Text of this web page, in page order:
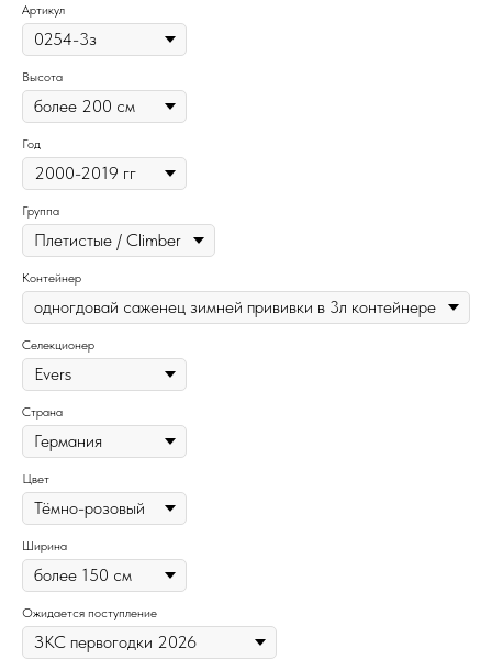
Артикул
Высота
Год
Группа
Контейнер
Селекционер
Страна
Цвет
Ширина
Ожидается поступление